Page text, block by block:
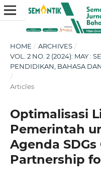
HOME / ARCHIVES /
VOL. 2 NO. 2 (2024): MAY :
PENDIDIKAN, BAHASA
/
Articles
Optimalisasi
Pemerintah
Agenda SDGs
Partnership